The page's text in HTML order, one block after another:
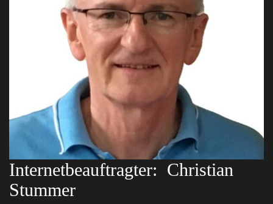
Internetbeauftragter: Christian
Stummer